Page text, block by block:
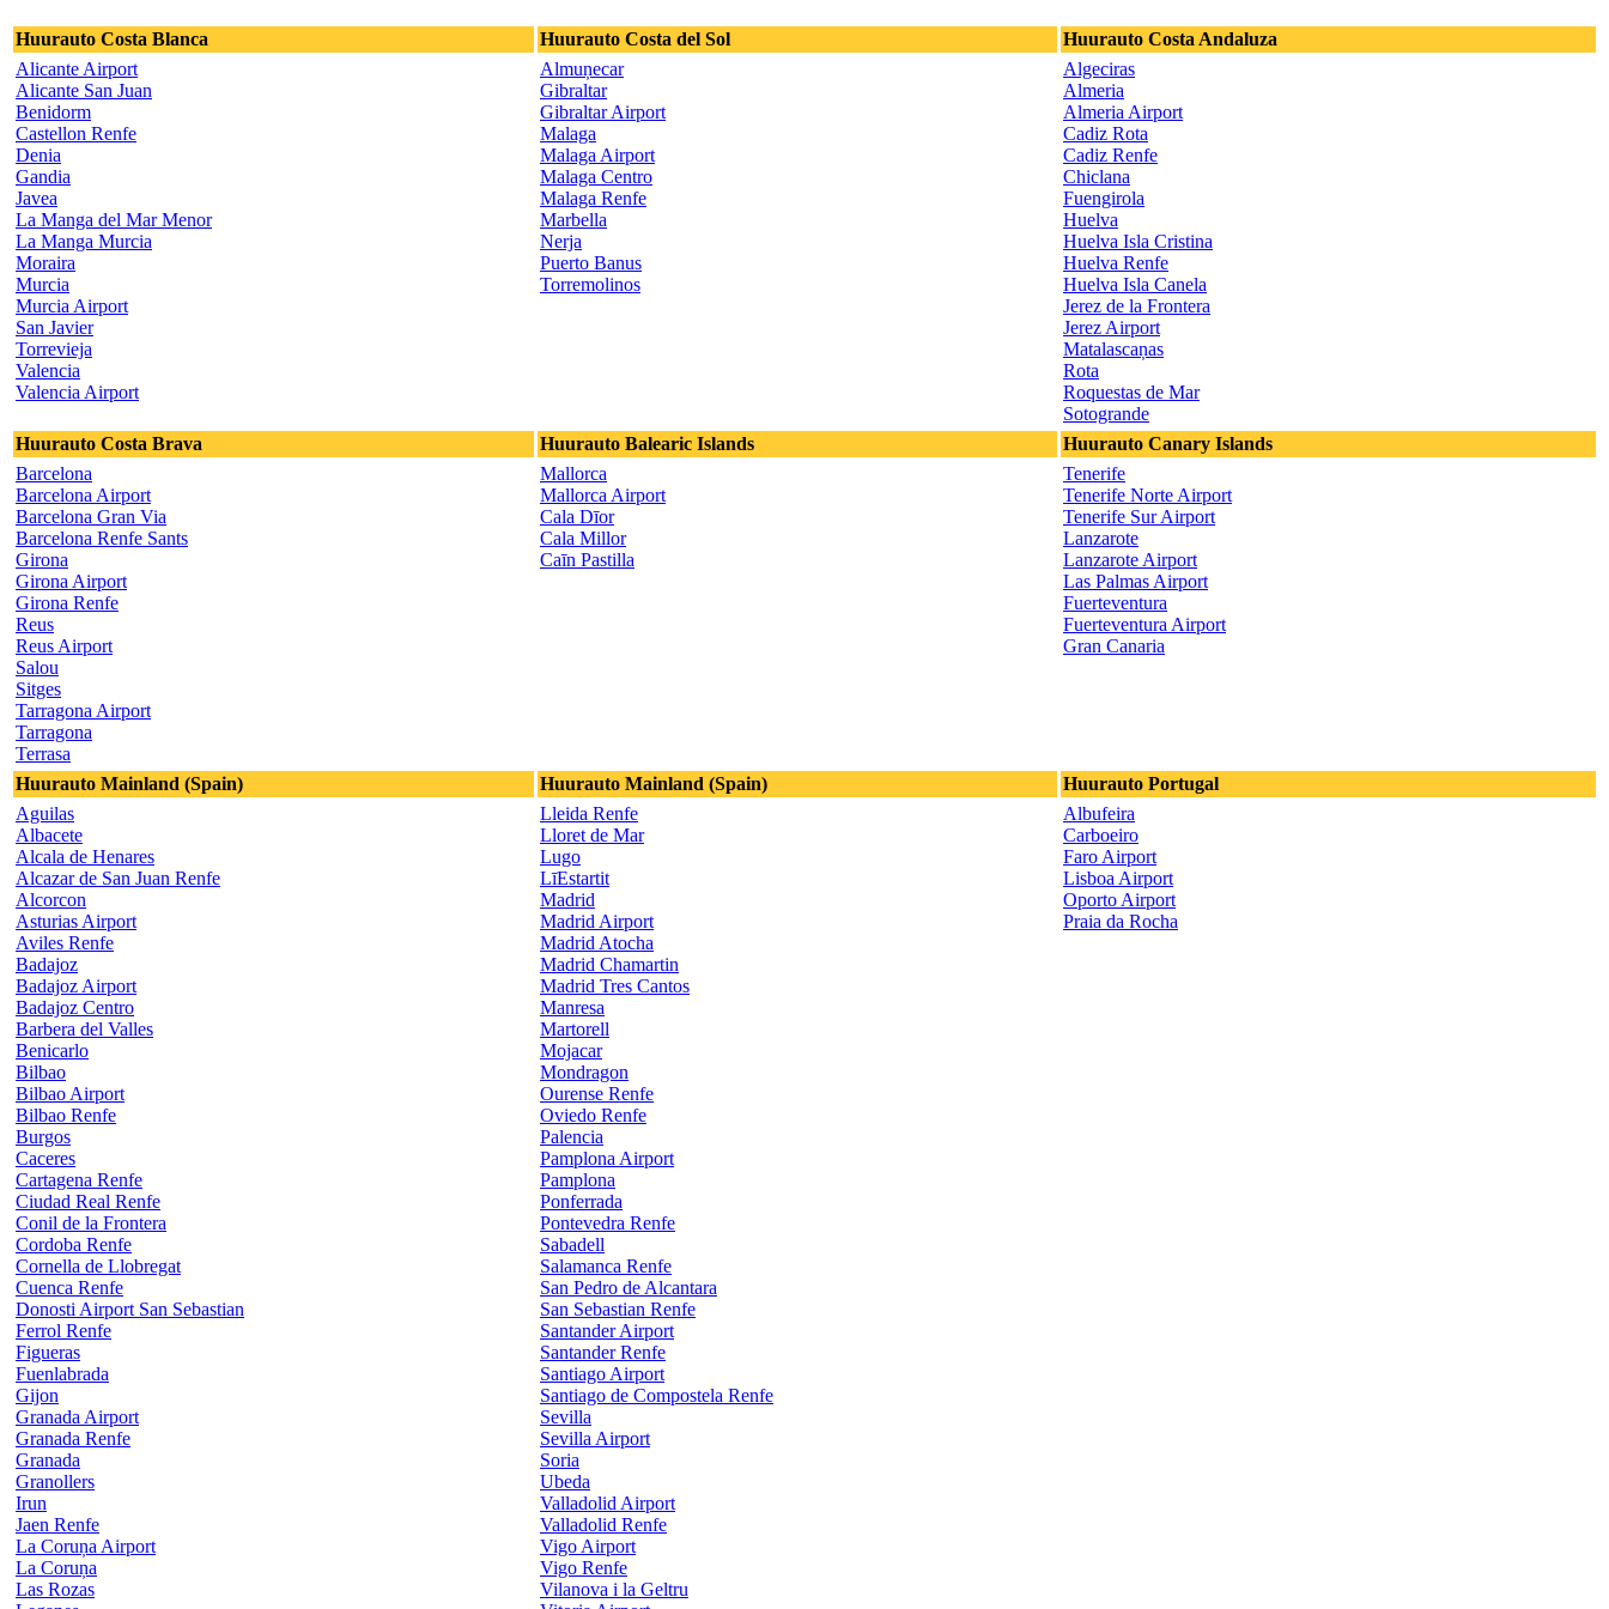
Huurauto Costa Blanca Huurauto Costa del Sol
Huurauto Costa Andaluza
Alicante Airport
Alicante San Juan
Benidorm
Castellon Renfe
Denia
Gandia
Javea
La Manga del Mar Menor
La Manga Murcia
Moraira
Murcia
Murcia Airport
San Javier
Torrevieja
Valencia
Valencia Airport
Almuņecar
Gibraltar
Gibraltar Airport
Malaga
Malaga Airport
Malaga Centro
Malaga Renfe
Marbella
Nerja
Puerto Banus
Torremolinos
Algeciras
Almeria
Almeria Airport
Cadiz Rota
Cadiz Renfe
Chiclana
Fuengirola
Huelva
Huelva Isla Cristina
Huelva Renfe
Huelva Isla Canela
Jerez de la Frontera
Jerez Airport
Matalascaņas
Rota
Roquestas de Mar
Sotogrande
Huurauto Costa Brava
Huurauto Balearic Islands
Huurauto Canary Islands
Barcelona
Barcelona Airport
Barcelona Gran Via
Barcelona Renfe Sants
Girona
Girona Airport
Girona Renfe
Reus
Reus Airport
Salou
Sitges
Tarragona Airport
Tarragona
Terrasa
Mallorca
Mallorca Airport
Cala Dīor
Cala Millor
Caīn Pastilla
Tenerife
Tenerife Norte Airport
Tenerife Sur Airport
Lanzarote
Lanzarote Airport
Las Palmas Airport
Fuerteventura
Fuerteventura Airport
Gran Canaria
Huurauto Mainland (Spain) Huurauto Mainland (Spain)
Huurauto Portugal
Aguilas
Albacete
Alcala de Henares
Alcazar de San Juan Renfe
Alcorcon
Asturias Airport
Aviles Renfe
Badajoz
Badajoz Airport
Badajoz Centro
Barbera del Valles
Benicarlo
Bilbao
Bilbao Airport
Bilbao Renfe
Burgos
Caceres
Cartagena Renfe
Ciudad Real Renfe
Conil de la Frontera
Cordoba Renfe
Cornella de Llobregat
Cuenca Renfe
Donosti Airport San Sebastian
Ferrol Renfe
Figueras
Fuenlabrada
Gijon
Granada Airport
Granada Renfe
Granada
Granollers
Irun
Jaen Renfe
La Coruņa Airport
La Coruņa
Las Rozas
Lleida Renfe
Lloret de Mar
Lugo
LīEstartit
Madrid
Madrid Airport
Madrid Atocha
Madrid Chamartin
Madrid Tres Cantos
Manresa
Martorell
Mojacar
Mondragon
Ourense Renfe
Oviedo Renfe
Palencia
Pamplona Airport
Pamplona
Ponferrada
Pontevedra Renfe
Sabadell
Salamanca Renfe
San Pedro de Alcantara
San Sebastian Renfe
Santander Airport
Santander Renfe
Santiago Airport
Santiago de Compostela Renfe
Sevilla
Sevilla Airport
Soria
Ubeda
Valladolid Airport
Valladolid Renfe
Vigo Airport
Vigo Renfe
Vilanova i la Geltru
Albufeira
Carboeiro
Faro Airport
Lisboa Airport
Oporto Airport
Praia da Rocha